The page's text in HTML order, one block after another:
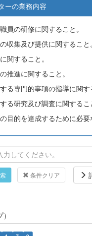
ーの業務内容
の研修に関すること。
集及び提供に関すること。
すること。
進に関すること。
専門的事項の指導に関す
研究及び調査に関するこ
的を達成するために必要
条件クリア